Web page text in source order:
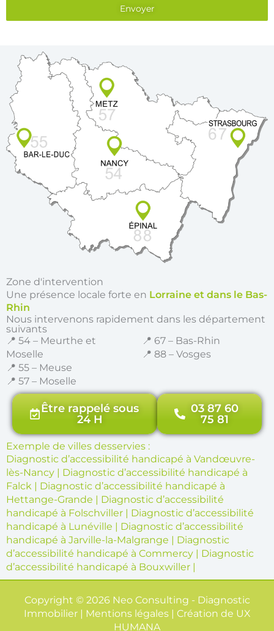
Envoyer
Zone d'intervention
Une présence locale forte en Lorraine et dans le Bas-
Rhin
Nous intervenons rapidement dans les département
suivants
📍 54 – Meurthe et
Moselle
📍 55 – Meuse
📍 57 – Moselle
📍 67 – Bas-Rhin
📍 88 – Vosges
Être rappelé sous
24 H
03 87 60
75 81
Exemple de villes desservies :
Diagnostic d’accessibilité handicapé à Vandœuvre-
lès-Nancy | Diagnostic d’accessibilité handicapé à
Falck | Diagnostic d’accessibilité handicapé à
Hettange-Grande | Diagnostic d’accessibilité
handicapé à Folschviller | Diagnostic d’accessibilité
handicapé à Lunéville | Diagnostic d’accessibilité
handicapé à Jarville-la-Malgrange | Diagnostic
d’accessibilité handicapé à Commercy | Diagnostic
d’accessibilité handicapé à Bouxwiller |
Copyright © 2026 Neo Consulting - Diagnostic
Immobilier | Mentions légales | Création de UX
HUMANA